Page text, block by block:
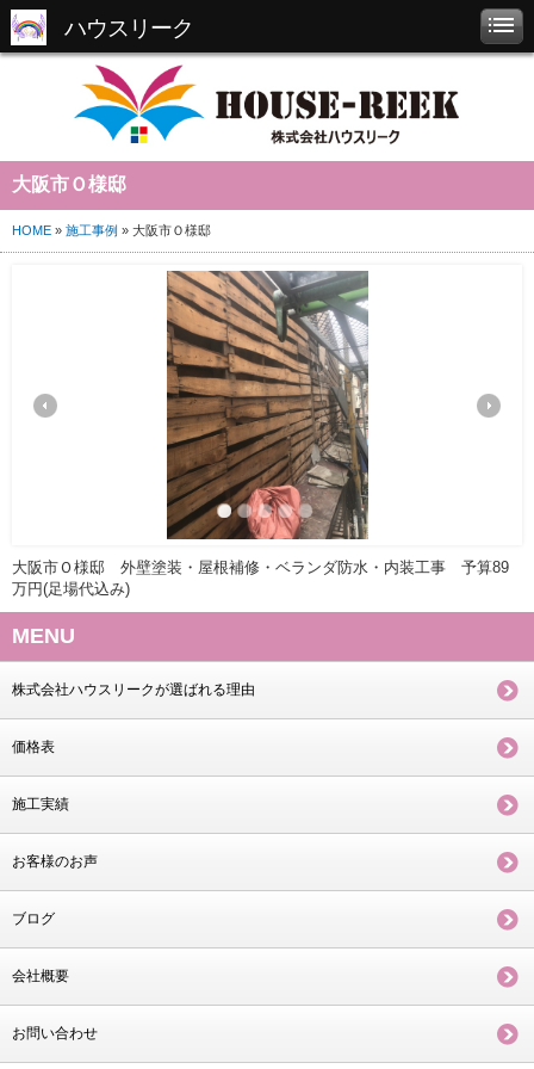
ハウスリーク
大阪市Ｏ様邸
HOME » 施工事例 » 大阪市Ｏ様邸
大阪市Ｏ様邸 外壁塗装・屋根補修・ベランダ防水・内装工事 予算89
万円(足場代込み)
MENU
株式会社ハウスリークが選ばれる理由
価格表
施工実績
お客様のお声
ブログ
会社概要
お問い合わせ